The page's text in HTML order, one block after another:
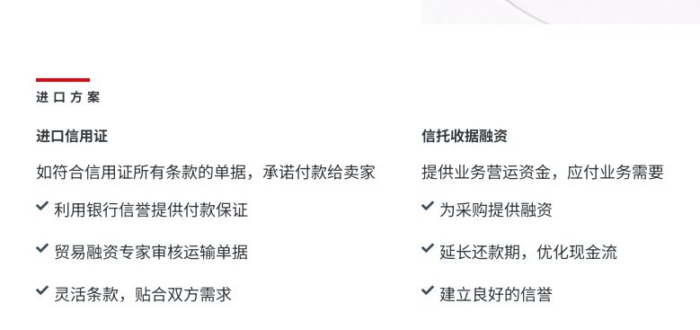
进口方案
进口信用证
如符合信用证所有条款的单据，承诺付款给卖家
利用银行信誉提供付款保证
贸易融资专家审核运输单据
灵活条款，贴合双方需求
信托收据融资
提供业务营运资金，应付业务需要
为采购提供融资
延长还款期，优化现金流
建立良好的信誉